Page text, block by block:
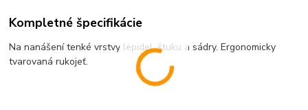
Kompletné špecifikácie
Na nanášení tenké vrstvy lepidel, štuku a sádry. Ergonomicky
tvarovaná rukojeť.